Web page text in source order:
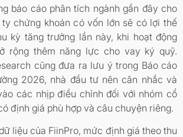
báo cáo phân tích ngành gần đây cho
chứng khoán có vốn lớn sẽ có lợi thế
kỳ tăng trưởng lần này, khi hoạt động
rộng thêm năng lực cho vay ký quỹ.
cũng đưa ra lưu ý trong Báo cáo
2026, nhà đầu tư nên cân nhắc và
các nhịp điều chỉnh đối với nhóm cổ
định giá phù hợp và câu chuyện riêng.
liệu của FiinPro, mức định giá theo thu